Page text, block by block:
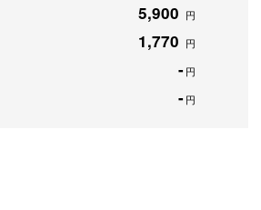
5,900 円
1,770 円
- 円
- 円